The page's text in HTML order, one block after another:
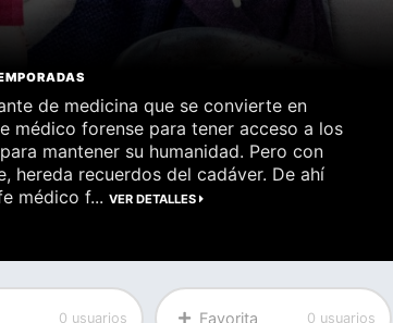
de medicina que se convierte en
médico forense para tener acceso a los
mantener su humanidad. Pero con
hereda recuerdos del cadáver. De ahí
médico f...VER DETALLES
0 usuarios Favorita 0 usuarios